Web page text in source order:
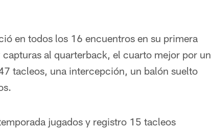
en todos los 16 encuentros en su primera
al quarterback, el cuarto mejor por un
tacleos, una intercepción, un balón suelto
jugados y registro 15 tacleos